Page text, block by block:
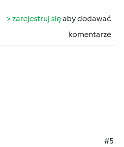
zarejestruj sięaby dodawać
komentarze
#5